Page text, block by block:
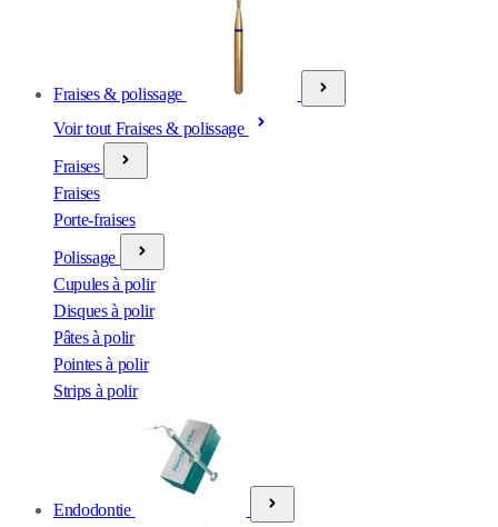
Fraises & polissage
Voir tout Fraises & polissage
Fraises
Fraises
Porte-fraises
Polissage
Cupules à polir
Disques à polir
Pâtes à polir
Pointes à polir
Strips à polir
Endodontie